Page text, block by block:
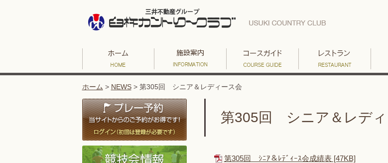
ホーム > NEWS> 第305回 シニア＆レディース会
第305回 シニア＆レディ
第305回 ｼﾆｱ＆ﾚﾃﾞｨｰｽ会成績表 [47KB]